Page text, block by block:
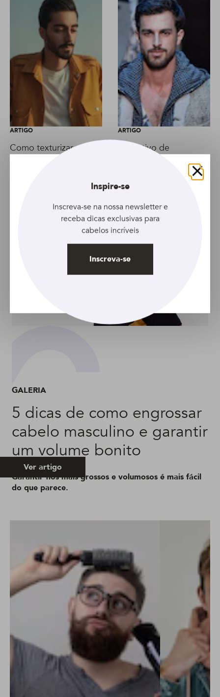
ARTIGO
Como texturizar o
ARTIGO
Aplicativo de
favor do cabelo, barba
e bigode
GALERIA
5 dicas de como engrossar
cabelo masculino e garantir
um volume bonito
Garantir fios mais grossos e volumosos é mais fácil
do que parece.
Ver artigo
Fechar
Inspire-se
Inscreva-se na nossa newsletter e
receba dicas exclusivas para
cabelos incríveis
Inscreva-se